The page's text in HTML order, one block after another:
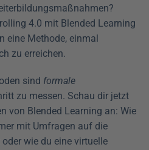
4.0 mit Blended Learning
eine Methode, einmal
zu erreichen.
sind formale
zu messen. Schau dir jetzt
von Blended Learning an: Wie
mit Umfragen auf die
wie du eine virtuelle